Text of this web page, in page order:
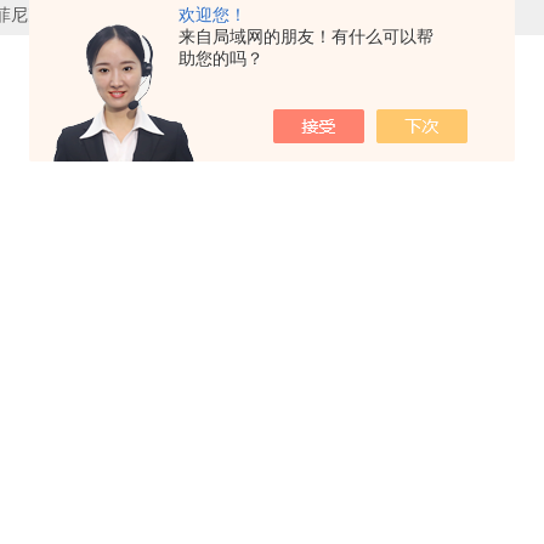
欢迎您！
来自局域网的朋友！有什么可以帮
助您的吗？
尼克斯TRIO-UPS-2G/1AC/1AC/230V/750VA不间断电源技术参数